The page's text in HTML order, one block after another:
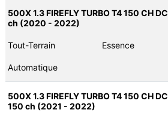
500X 1.3 FIREFLY TURBO T4 150 CH
ch (2020 - 2022)
Tout-Terrain Essence
Automatique
500X 1.3 FIREFLY TURBO T4 150 CH
150 ch (2021 - 2022)